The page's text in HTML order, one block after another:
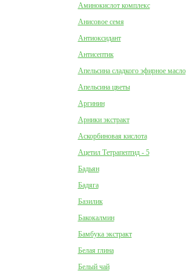
Аминокислот комплекс
Анисовое семя
Антиоксидант
Антисептик
Апельсина сладкого эфирное масло
Апельсина цветы
Аргинин
Арники экстракт
Аскорбиновая кислота
Ацетил Тетрапептид - 5
Бадьян
Бадяга
Базилик
Бакокалмин
Бамбука экстракт
Белая глина
Белый чай